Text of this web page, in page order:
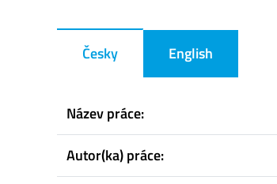
Česky English
Název práce:
Autor(ka) práce: